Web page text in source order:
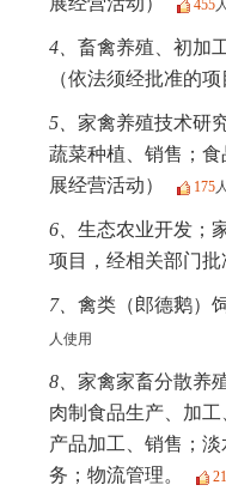
455
4、 畜禽养殖、初加
（依法须经批准的
5、 家禽养殖技术研
蔬菜种植、销售；
展经营活动）
175
6、 生态农业开发；
项目，经相关部门批
7、 禽类（郎德鹅）
人使用
8、 家禽家畜分散养
肉制食品生产、加
产品加工、销售；
务；物流管理。